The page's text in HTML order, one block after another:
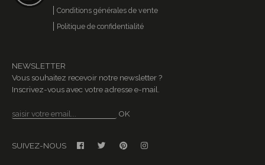
Conditions générales de vente
Politique de confidentialité
NEWSLETTER
Vous souhaitez recevoir notre newsletter ?
Inscrivez-vous avec votre adresse e-mail.
OK
SUIVEZ-NOUS